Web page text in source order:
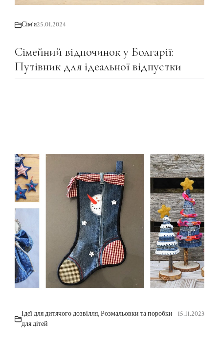
Сім'я25.01.2024
Сімейний відпочинок у Болгарії:
Путівник для ідеальної відпустки
Ідеї для дитячого дозвілля,Розмальовки та поробки
для дітей
15.11.2023